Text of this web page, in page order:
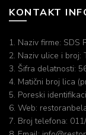
KONTAKT
1. Naziv firme: SDS
2. Naziv ulice i broj:
3. Šifra delatnosti:
4. Matični broj lica
5. Poreski
6. Web:
7. Broj telefona: